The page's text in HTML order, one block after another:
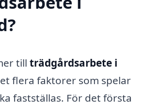
till trädgårdsarbete i
flera faktorer som spelar
fastställas. För det första